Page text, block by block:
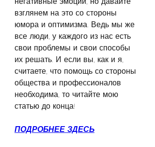
взглянем на это со стороны
юмора и оптимизма. Ведь мы же
все люди, у каждого из нас есть
свои проблемы и свои способы
их решать. И если вы, как и я,
считаете, что помощь со стороны
общества и профессионалов
необходима, то читайте мою
статью до конца!
ПОДРОБНЕЕ ЗДЕСЬ